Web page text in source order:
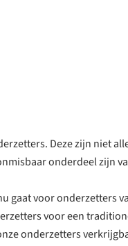
Deze zijn niet
onderdeel zijn
gaat voor onderzetters
voor een
onderzetters